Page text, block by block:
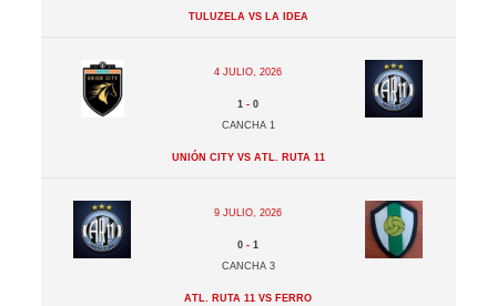
Tuluzela vs La Idea
4 julio, 2026
1 -0
Cancha 1
Unión City vs Atl. Ruta 11
9 julio, 2026
0 -1
Cancha 3
Atl. Ruta 11 vs Ferro